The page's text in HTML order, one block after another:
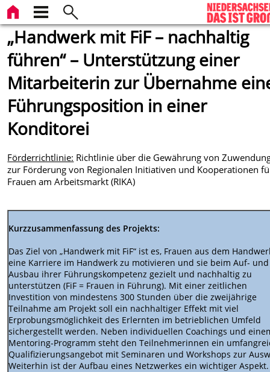
„Handwerk mit FiF – nachhaltig
führen“ – Unterstützung einer
Mitarbeiterin zur Übernahme
Führungsposition in einer
Konditorei
Förderrichtlinie: Richtlinie über die Gewährung von
zur Förderung von Regionalen Initiativen und Kooperationen
Frauen am Arbeitsmarkt (RIKA)
Kurzzusammenfassung des Projekts:
Das Ziel von „Handwerk mit FiF“ ist es, Frauen aus dem
eine Karriere im Handwerk zu motivieren und sie beim Auf- und
Ausbau ihrer Führungskompetenz gezielt und nachhaltig zu
unterstützen (FiF = Frauen in Führung). Mit einer zeitlichen
Investition von mindestens 300 Stunden über die zweijährige
Teilnahme am Projekt soll ein nachhaltiger Effekt mit viel
Erprobungsmöglichkeit des Erlernten im betrieblichen Umfeld
sichergestellt werden. Neben individuellen Coachings und
Mentoring-Programm steht den Teilnehmerinnen ein
Qualifizierungsangebot mit Seminaren und Workshops zur
Weiterhin ist der Aufbau eines Netzwerkes ein wichtiger Aspekt.